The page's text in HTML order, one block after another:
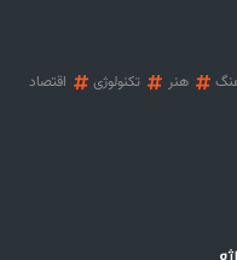
هنر تکنولوژی
اقتصاد